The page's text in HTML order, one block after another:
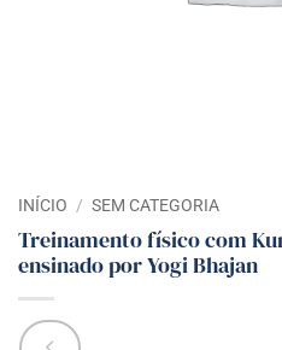
INÍCIO / SEM CATEGORIA
Treinamento físico com
ensinado por Yogi Bhajan